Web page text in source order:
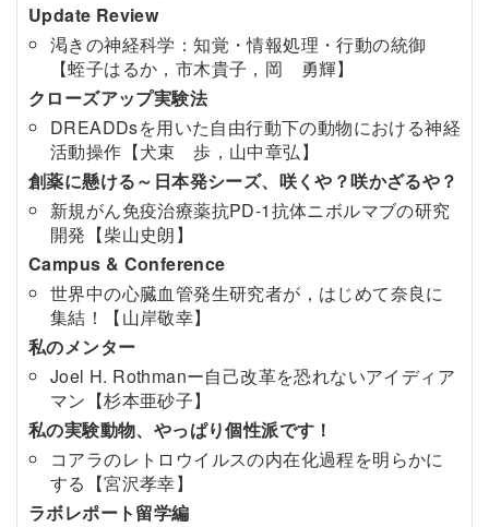
Update Review
渇きの神経科学：知覚・情報処理・行動の統御
【蛭子はるか，市木貴子，岡 勇輝】
クローズアップ実験法
DREADDsを用いた自由行動下の動物における神経
活動操作【犬束 歩，山中章弘】
創薬に懸ける～日本発シーズ、咲くや？咲かざるや？
新規がん免疫治療薬抗PD-1抗体ニボルマブの研究
開発【柴山史朗】
Campus & Conference
世界中の心臓血管発生研究者が，はじめて奈良に
集結！【山岸敬幸】
私のメンター
Joel H. Rothmanー自己改革を恐れないアイディア
マン【杉本亜砂子】
私の実験動物、やっぱり個性派です！
コアラのレトロウイルスの内在化過程を明らかに
する【宮沢孝幸】
ラボレポート留学編